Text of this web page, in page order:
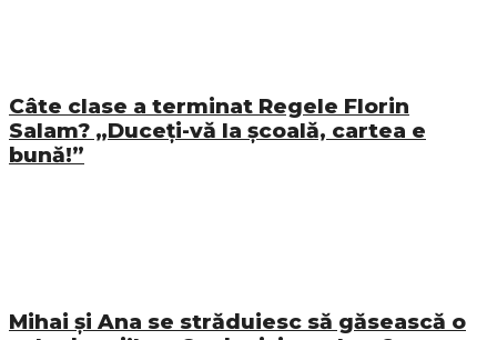
Câte clase a terminat Regele Florin
Salam? „Duceți-vă la școală, cartea e
bună!”
Mihai și Ana se străduiesc să găsească o